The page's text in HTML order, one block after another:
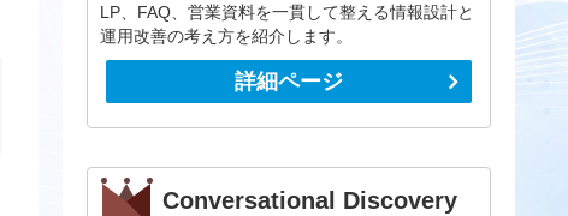
LP、FAQ、営業資料を一貫して整える情報設計と
運用改善の考え方を紹介します。
詳細ページ
Conversational Discovery